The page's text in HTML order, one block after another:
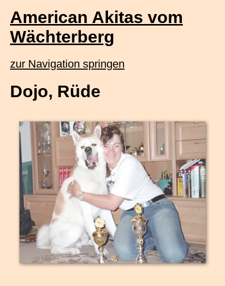
American Akitas vom
Wächterberg
zur Navigation springen
Dojo, Rüde